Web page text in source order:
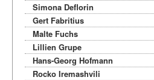
Simona Deflorin
Gert Fabritius
Malte Fuchs
Lillien Grupe
Hans-Georg Hofmann
Rocko Iremashvili